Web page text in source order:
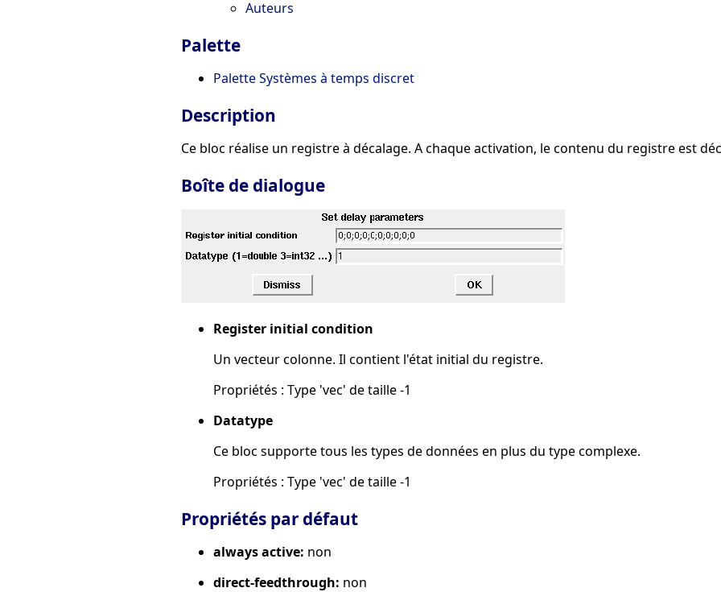
Auteurs
Palette
Palette Systèmes à temps discret
Description
Ce bloc réalise un registre à décalage. A chaque activation, le contenu du registre est
Boîte de dialogue
Register initial condition
Un vecteur colonne. Il contient l'état initial du registre.
Propriétés : Type 'vec' de taille -1
Datatype
Ce bloc supporte tous les types de données en plus du type complexe.
Propriétés : Type 'vec' de taille -1
Propriétés par défaut
always active: non
direct-feedthrough: non